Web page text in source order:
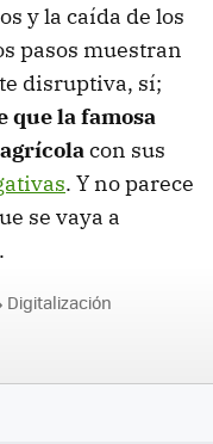
y la caída de los
pasos muestran
disruptiva, sí;
que la famosa
con sus
. Y no parece
se vaya a
Digitalización